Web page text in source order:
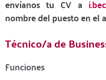
envíanos tu CV a
nombre del puesto en el
Técnico/a de
Funciones